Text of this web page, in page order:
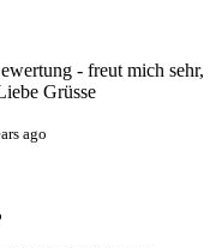
- freut mich sehr,
Grüsse
ago